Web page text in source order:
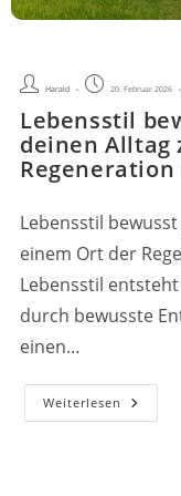
Lebensstil
deinen Alltag
Beitrags-
Autor:
Harald
Beitrag
veröffentlicht:
20. Februar 2026
Lebensstil
einem Ort der
Lebensstil
durch bewusste
einen…
Weiterlesen
Bewusst